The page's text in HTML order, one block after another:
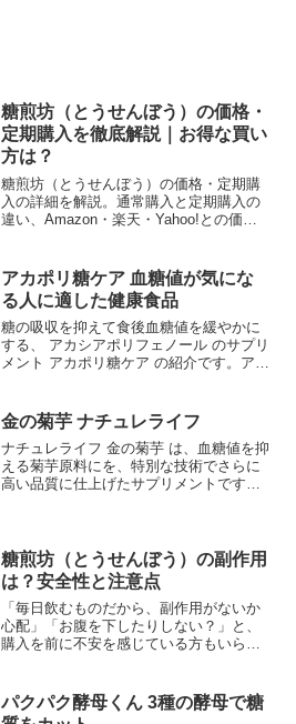
糖煎坊（とうせんぼう）の価格・
定期購入を徹底解説｜お得な買い
方は？
糖煎坊（とうせんぼう）の価格・定期購
入の詳細を解説。通常購入と定期購入の
違い、Amazon・楽天・Yahoo!との価格
アカポリ糖ケア 血糖値が気にな
る人に適した健康食品
糖の吸収を抑えて食後血糖値を緩やかに
する、 アカシアポリフェノール のサプリ
メント アカポリ糖ケア の紹介です。アカ
のですが、この優れた抗酸化力をもつポ
リフェノールが...
金の菊芋 ナチュレライフ
ナチュレライフ 金の菊芋 は、血糖値を抑
える菊芋原料にを、特別な技術でさらに
高い品質に仕上げたサプリメントです。
プリメントです。...
糖煎坊（とうせんぼう）の副作用
は？安全性と注意点
「毎日飲むものだから、副作用がないか
心配」「お腹を下したりしない？」と、
購入を前に不安を感じている方もいらっ
かどうかは事前に知っておきたい大切な
ポイントです。結論から申...
パクパク酵母くん 3種の酵母で糖